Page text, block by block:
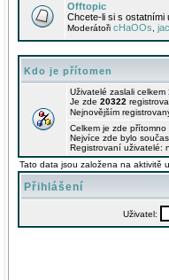
Offtopic
Chcete-li si s ostatními
Moderátoři cHaOOs
Kdo je přítomen
Uživatelé zaslali celkem
Je zde 20322
Nejnovějším
Celkem je zde přítomno
Nejvíce zde bylo
Registrovaní uživatelé:
Tato data jsou založena na aktivitě
Přihlášení
Uživatel: